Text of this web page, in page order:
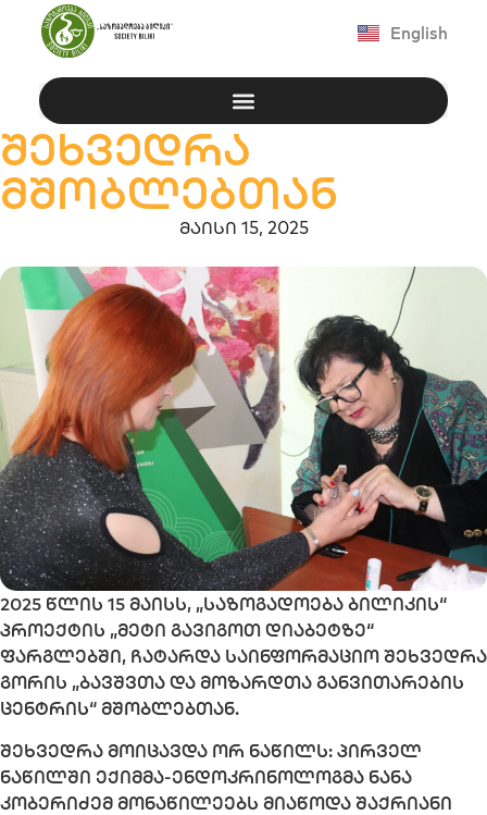
English
შეხვედრა
მშობლებთან
მაისი 15, 2025
2025 წლის 15 მაისს, „საზოგადოება ბილიკის“
პროექტის „მეტი გავიგოთ დიაბეტზე“
ფარგლებში, ჩატარდა საინფორმაციო შეხვედრა
გორის „ბავშვთა და მოზარდთა განვითარების
ცენტრის“ მშობლებთან.
შეხვედრა მოიცავდა ორ ნაწილს: პირველ
ნაწილში ექიმმა-ენდოკრინოლოგმა ნანა
კობერიძემ მონაწილეებს მიაწოდა შაქრიანი